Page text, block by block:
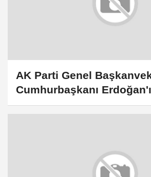
AK Parti Genel
Cumhurbaşkanı
diplomasisini